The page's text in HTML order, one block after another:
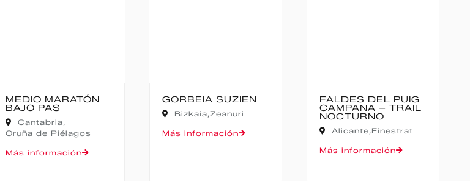
GORBEIA SUZIEN
Bizkaia, Zeanuri
Más información
FALDES DEL PUIG
CAMPANA – TRAIL
NOCTURNO
Alicante,Finestrat
CANFRANC-
CANFRANC
Huesca,Canfranc